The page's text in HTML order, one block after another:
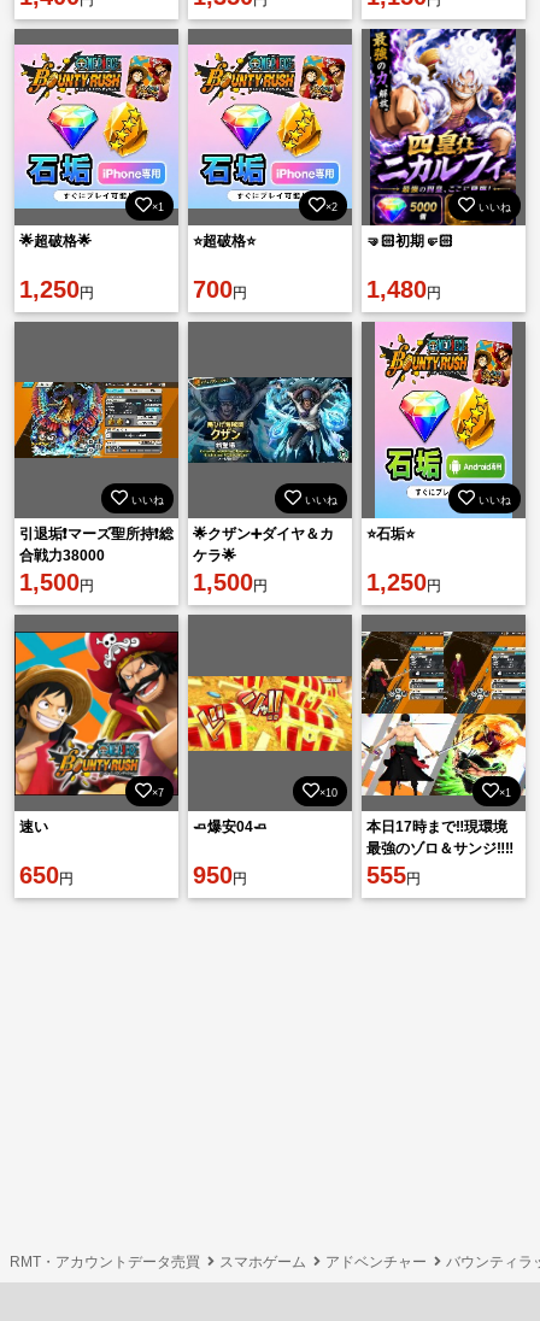
×1
🌟超破格🌟
1,250円
×2
⭐️超破格⭐️
700円
いいね
🤜🏻初期🤛🏻
1,480円
いいね
引退垢❗️マーズ聖所持❗️総
合戦力38000
1,500円
いいね
🌟クザン➕ダイヤ＆カ
ケラ🌟
1,500円
いいね
⭐️石垢⭐️
1,250円
×7
速い
650円
×10
🧈爆安04🧈
950円
×1
本日17時まで‼️現環境
最強のゾロ＆サンジ‼️‼️
最強ゲッターの炎帝サ
555円
RMT・アカウントデータ売買 スマホゲーム アドベンチャー バウンティラ